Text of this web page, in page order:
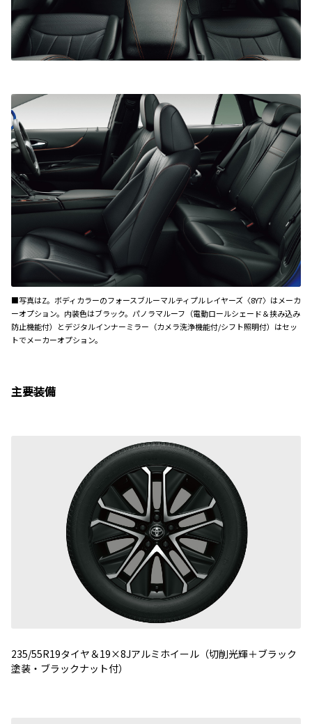
■写真はZ。ボディカラーのフォースブルーマルティプルレイヤーズ〈8Y7〉はメーカ
ーオプション。内装色はブラック。パノラマルーフ（電動ロールシェード＆挟み込み
防止機能付）とデジタルインナーミラー（カメラ洗浄機能付/シフト照明付）はセッ
トでメーカーオプション。
主要装備
235/55R19タイヤ＆19×8Jアルミホイール（切削光輝＋ブラック
塗装・ブラックナット付）